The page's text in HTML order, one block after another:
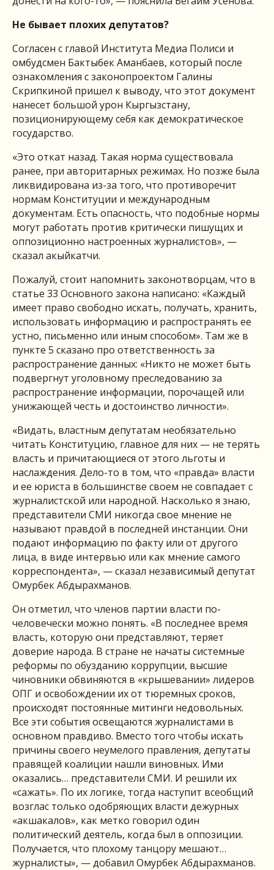
Не бывает плохих депутатов?
Согласен с главой Института Медиа Полиси и
омбудсмен Бактыбек Аманбаев, который после
ознакомления с законопроектом Галины
Скрипкиной пришел к выводу, что этот документ
нанесет большой урон Кыргызстану,
позиционирующему себя как демократическое
государство.
«Это откат назад. Такая норма существовала
ранее, при авторитарных режимах. Но позже была
ликвидирована из-за того, что противоречит
нормам Конституции и международным
документам. Есть опасность, что подобные нормы
могут работать против критически пишущих и
оппозиционно настроенных журналистов», —
сказал акыйкатчи.
Пожалуй, стоит напомнить законотворцам, что в
статье 33 Основного закона написано: «Каждый
имеет право свободно искать, получать, хранить,
использовать информацию и распространять ее
устно, письменно или иным способом». Там же в
пункте 5 сказано про ответственность за
распространение данных: «Никто не может быть
подвергнут уголовному преследованию за
распространение информации, порочащей или
унижающей честь и достоинство личности».
«Видать, властным депутатам необязательно
читать Конституцию, главное для них — не терять
власть и причитающиеся от этого льготы и
наслаждения. Дело-то в том, что «правда» власти
и ее юриста в большинстве своем не совпадает с
журналистской или народной. Насколько я знаю,
представители СМИ никогда свое мнение не
называют правдой в последней инстанции. Они
подают информацию по факту или от другого
лица, в виде интервью или как мнение самого
корреспондента», — сказал независимый депутат
Омурбек Абдырахманов.
Он отметил, что членов партии власти по-
человечески можно понять. «В последнее время
власть, которую они представляют, теряет
доверие народа. В стране не начаты системные
реформы по обузданию коррупции, высшие
чиновники обвиняются в «крышевании» лидеров
ОПГ и освобождении их от тюремных сроков,
происходят постоянные митинги недовольных.
Все эти события освещаются журналистами в
основном правдиво. Вместо того чтобы искать
причины своего неумелого правления, депутаты
правящей коалиции нашли виновных. Ими
оказались… представители СМИ. И решили их
«сажать». По их логике, тогда наступит всеобщий
возглас только одобряющих власти дежурных
«акшакалов», как метко говорил один
политический деятель, когда был в оппозиции.
Получается, что плохому танцору мешают…
журналисты», — добавил Омурбек Абдырахманов.